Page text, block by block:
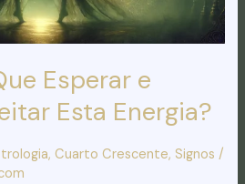
Esperar e
Esta Energia?
,Cuarto Crescente, Signos /